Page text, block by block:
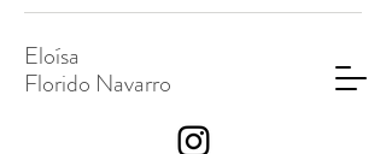
Eloísa
Florido Navarro